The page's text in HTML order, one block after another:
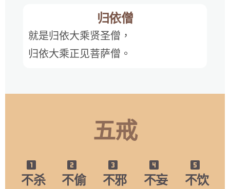
归依僧
就是归依大乘贤圣僧，
归依大乘正见菩萨僧。
五戒
looks_one
不杀
looks_two
不偷
looks_3
不邪
looks_4
不妄
looks_5
不饮